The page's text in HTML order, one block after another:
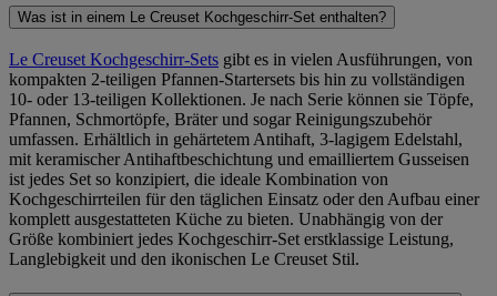
Was ist in einem Le Creuset Kochgeschirr-Set enthalten?
Le Creuset Kochgeschirr-Sets gibt es in vielen Ausführungen, von
kompakten 2-teiligen Pfannen-Startersets bis hin zu vollständigen
10- oder 13-teiligen Kollektionen. Je nach Serie können sie Töpfe,
Pfannen, Schmortöpfe, Bräter und sogar Reinigungszubehör
umfassen. Erhältlich in gehärtetem Antihaft, 3-lagigem Edelstahl,
mit keramischer Antihaftbeschichtung und emailliertem Gusseisen
ist jedes Set so konzipiert, die ideale Kombination von
Kochgeschirrteilen für den täglichen Einsatz oder den Aufbau einer
komplett ausgestatteten Küche zu bieten. Unabhängig von der
Größe kombiniert jedes Kochgeschirr-Set erstklassige Leistung,
Langlebigkeit und den ikonischen Le Creuset Stil.